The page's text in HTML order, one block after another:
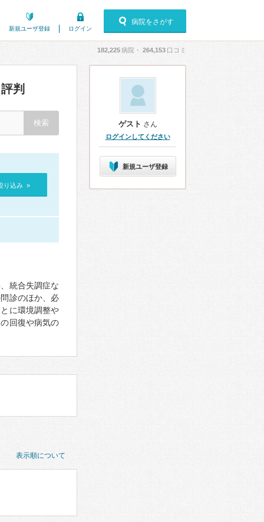
新規ユーザ登録 ログイン
病院をさがす
182,225病院・ 264,153 口コミ
判
り込み »
統合失調症な
診のほか、必
に環境調整や
回復や病気の
表示順について
ゲスト さん
ログインしてください
新規ユーザ登録